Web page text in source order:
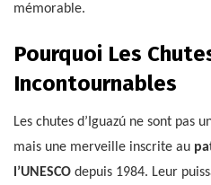
mémorable.
Pourquoi Les
Incontournables
Les chutes d’Iguazú ne sont pas
mais une merveille inscrite au
l’UNESCO depuis 1984. Leur